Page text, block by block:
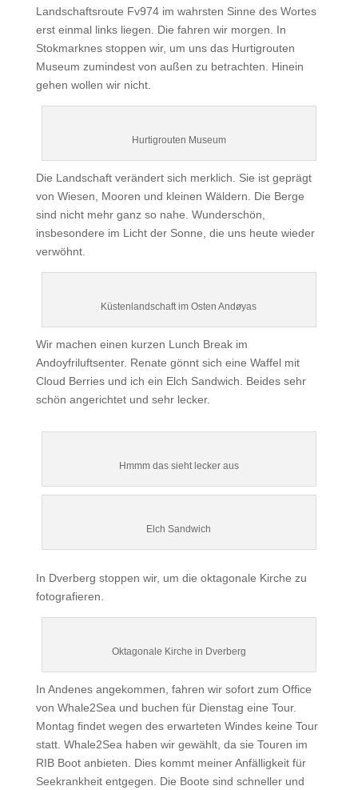
Landschaftsroute Fv974 im wahrsten Sinne des Wortes
erst einmal links liegen. Die fahren wir morgen. In
Stokmarknes stoppen wir, um uns das Hurtigrouten
Museum zumindest von außen zu betrachten. Hinein
gehen wollen wir nicht.
Hurtigrouten Museum
Die Landschaft verändert sich merklich. Sie ist geprägt
von Wiesen, Mooren und kleinen Wäldern. Die Berge
sind nicht mehr ganz so nahe. Wunderschön,
insbesondere im Licht der Sonne, die uns heute wieder
verwöhnt.
Küstenlandschaft im Osten Andøyas
Wir machen einen kurzen Lunch Break im
Andoyfriluftsenter. Renate gönnt sich eine Waffel mit
Cloud Berries und ich ein Elch Sandwich. Beides sehr
schön angerichtet und sehr lecker.
Hmmm das sieht lecker aus
Elch Sandwich
In Dverberg stoppen wir, um die oktagonale Kirche zu
fotografieren.
Oktagonale Kirche in Dverberg
In Andenes angekommen, fahren wir sofort zum Office
von Whale2Sea und buchen für Dienstag eine Tour.
Montag findet wegen des erwarteten Windes keine Tour
statt. Whale2Sea haben wir gewählt, da sie Touren im
RIB Boot anbieten. Dies kommt meiner Anfälligkeit für
Seekrankheit entgegen. Die Boote sind schneller und